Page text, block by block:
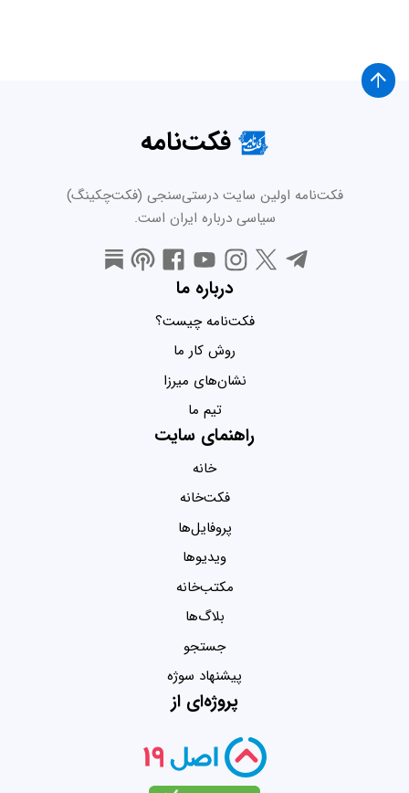
فکت‌نامه
فکت‌نامه اولین سایت درستی‌سنجی (فکت‌چکینگ)
سیاسی درباره ایران است.
درباره ما
فکت‌نامه چیست؟
روش کار ما
نشان‌های میرزا
تیم ما
راهنمای سایت
خانه
فکت‌خانه
پروفایل‌ها
ویدیو‌ها
مکتب‌خانه
بلاگ‌ها
جستجو
پیشنهاد سوژه
پروژه‌ای از